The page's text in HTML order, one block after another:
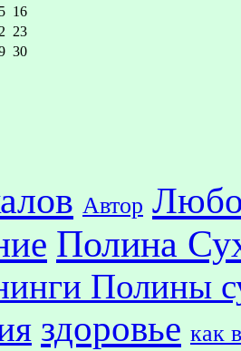
16
23
30
Автор
Полина
Полины
здоровье как